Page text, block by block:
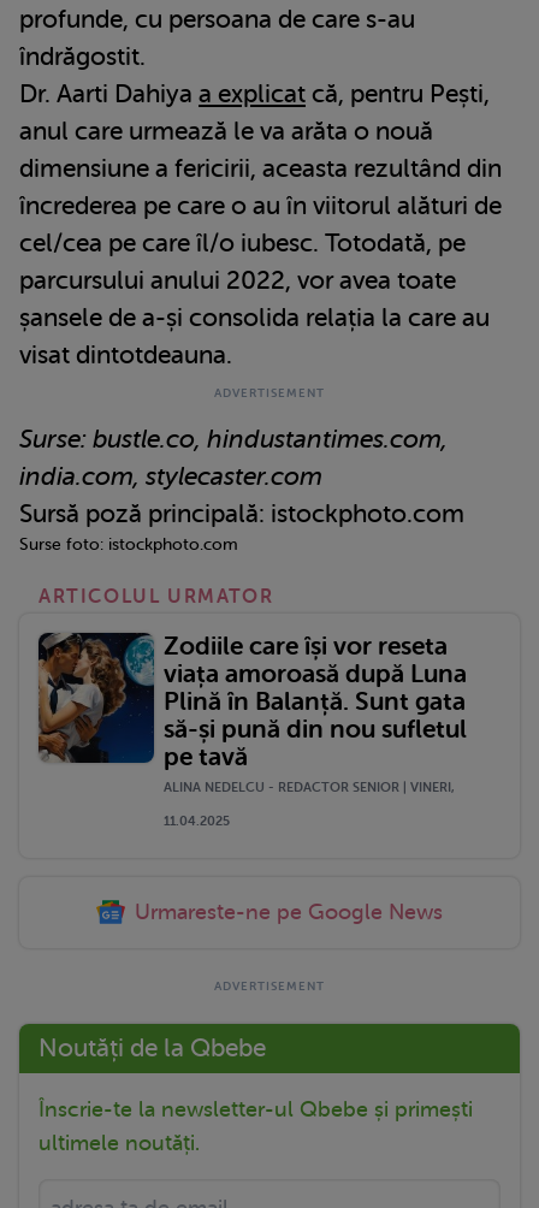
profunde, cu persoana de care s-au
îndrăgostit.
Dr. Aarti Dahiya a explicat că, pentru Pești,
anul care urmează le va arăta o nouă
dimensiune a fericirii, aceasta rezultând din
încrederea pe care o au în viitorul alături de
cel/cea pe care îl/o iubesc. Totodată, pe
parcursului anului 2022, vor avea toate
șansele de a-și consolida relația la care au
visat dintotdeauna.
Surse: bustle.co, hindustantimes.com,
india.com, stylecaster.com
Sursă poză principală: istockphoto.com
Surse foto: istockphoto.com
ARTICOLUL URMATOR
Zodiile care își vor reseta
viața amoroasă după Luna
Plină în Balanță. Sunt gata
să-și pună din nou sufletul
pe tavă
ALINA NEDELCU - REDACTOR SENIOR | VINERI,
11.04.2025
Urmareste-ne pe Google News
Noutăți de la Qbebe
Înscrie-te la newsletter-ul Qbebe și primești
ultimele noutăți.